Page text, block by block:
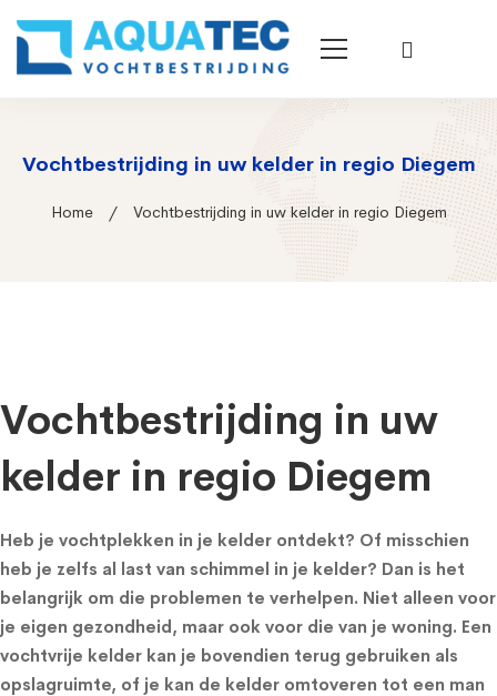
Vochtbestrijding in uw kelder in regio Diegem
Home Vochtbestrijding in uw kelder in regio Diegem
Vochtbestrijding in uw
kelder in regio Diegem
Heb je vochtplekken in je kelder ontdekt? Of misschien
heb je zelfs al last van schimmel in je kelder? Dan is het
belangrijk om die problemen te verhelpen. Niet alleen voor
je eigen gezondheid, maar ook voor die van je woning. Een
vochtvrije kelder kan je bovendien terug gebruiken als
opslagruimte, of je kan de kelder omtoveren tot een man